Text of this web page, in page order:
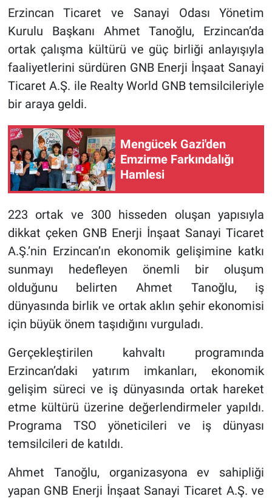
Erzincan Ticaret ve Sanayi Odası Yönetim
Kurulu Başkanı Ahmet Tanoğlu, Erzincan’da
ortak çalışma kültürü ve güç birliği anlayışıyla
faaliyetlerini sürdüren GNB Enerji İnşaat Sanayi
Ticaret A.Ş. ile Realty World GNB temsilcileriyle
bir araya geldi.
Mengücek Gazi'den
Emzirme Farkındalığı
Hamlesi
223 ortak ve 300 hisseden oluşan yapısıyla
dikkat çeken GNB Enerji İnşaat Sanayi Ticaret
A.Ş.’nin Erzincan’ın ekonomik gelişimine katkı
sunmayı hedefleyen önemli bir oluşum
olduğunu belirten Ahmet Tanoğlu, iş
dünyasında birlik ve ortak aklın şehir ekonomisi
için büyük önem taşıdığını vurguladı.
Gerçekleştirilen kahvaltı programında
Erzincan’daki yatırım imkanları, ekonomik
gelişim süreci ve iş dünyasında ortak hareket
etme kültürü üzerine değerlendirmeler yapıldı.
Programa TSO yöneticileri ve iş dünyası
temsilcileri de katıldı.
Ahmet Tanoğlu, organizasyona ev sahipliği
yapan GNB Enerji İnşaat Sanayi Ticaret A.Ş. ve